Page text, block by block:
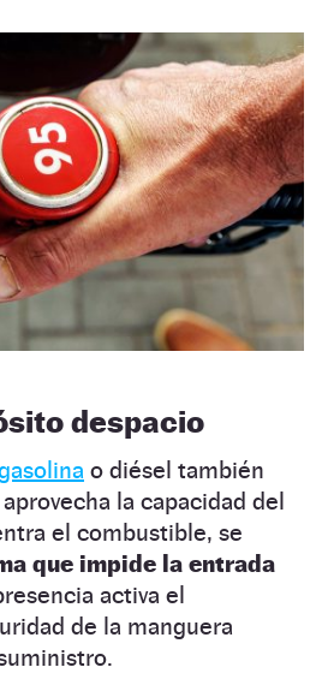
despacio
o diésel también
la capacidad del
el combustible, se
que impide la entrada
activa el
de la manguera